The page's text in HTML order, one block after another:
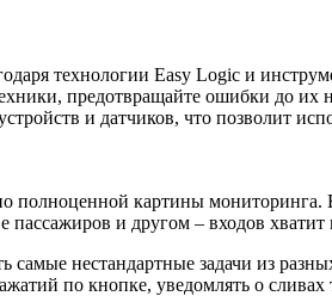
технологии Easy Logic и
предотвращайте ошибки до их
и датчиков, что позволит
полноценной картины
и другом – входов хватит
нестандартные задачи из
по кнопке, уведомлять о сливах